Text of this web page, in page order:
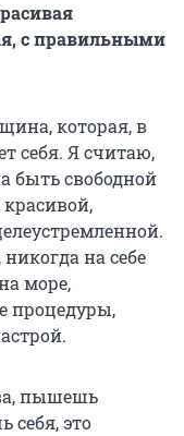
с правильными
которая, в
себя. Я считаю,
быть свободной
на себе
море,
процедуры,
пышешь
это